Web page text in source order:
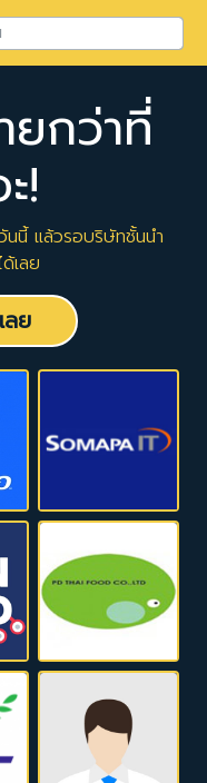
ยกว่าที่
!
นนี้ แล้วรอบริษัทชั้นนำ
เลย
ลย